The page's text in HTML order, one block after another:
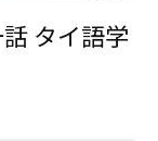
タイ語学